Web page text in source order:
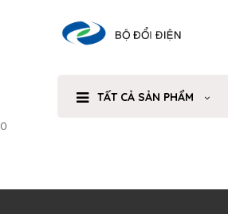
TẤT CẢ SẢN PHẨM
0